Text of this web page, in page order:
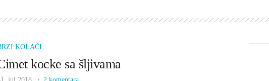
KOLAČI
kocke sa šljivama